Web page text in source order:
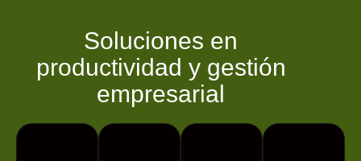
Soluciones en
productividad y gestión
empresarial